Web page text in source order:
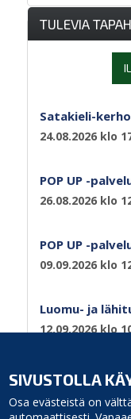
SIVUSTOLLA
Osa evästeistä on
TULEVIA
Satakieli-kerho
24.08.2026 klo
POP UP -
26.08.2026 klo
POP UP -
09.09.2026 klo
Luomu- ja
12.09.2026 klo